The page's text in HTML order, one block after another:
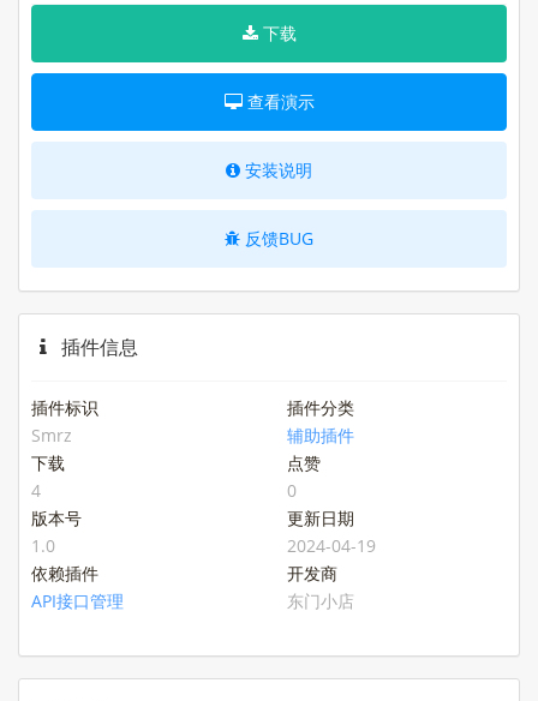
下载
查看演示
安装说明
反馈BUG
插件信息
插件标识
Smrz
插件分类
辅助插件
下载
4
点赞
0
版本号
1.0
更新日期
2024-04-19
依赖插件
API接口管理
开发商
东门小店